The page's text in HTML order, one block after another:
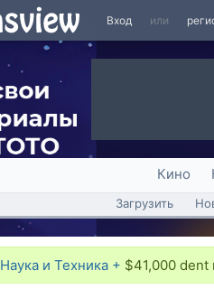
Вход или
Кино
Загрузить
Наука и Техника + $41,000 dent